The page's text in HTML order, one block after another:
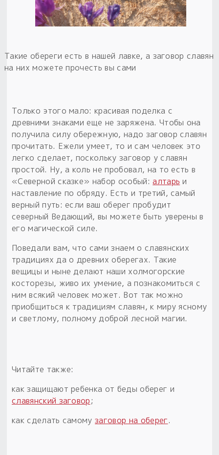
Такие обереги есть в нашей лавке, а заговор славян
на них можете прочесть вы сами
Только этого мало: красивая поделка с
древними знаками еще не заряжена. Чтобы она
получила силу обережную, надо заговор славян
прочитать. Ежели умеет, то и сам человек это
легко сделает, поскольку заговор у славян
простой. Ну, а коль не пробовал, на то есть в
«Северной сказке» набор особый:алтарь и
наставление по обряду. Есть и третий, самый
верный путь: если ваш оберег пробудит
северный Ведающий, вы можете быть уверены в
его магической силе.
Поведали вам, что сами знаем о славянских
традициях да о древних оберегах. Такие
вещицы и ныне делают наши холмогорские
косторезы, живо их умение, а познакомиться с
ним всякий человек может. Вот так можно
приобщиться к традициям славян, к миру ясному
и светлому, полному доброй лесной магии.
Читайте также:
как защищают ребенка от беды оберег и
славянский заговор;
как сделать самомузаговор на оберег.